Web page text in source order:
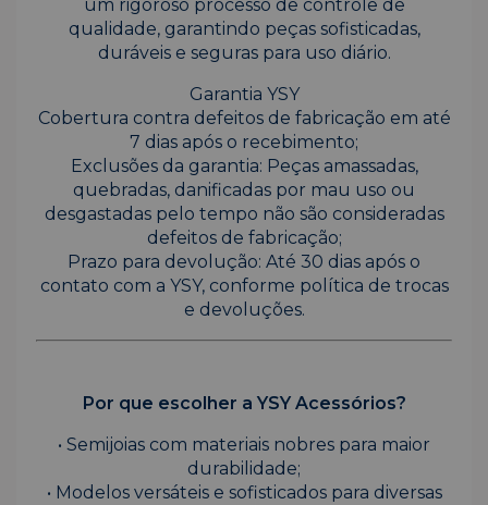
um rigoroso processo de controle de
qualidade, garantindo peças sofisticadas,
duráveis e seguras para uso diário.
Garantia YSY
Cobertura contra defeitos de fabricação em até
7 dias após o recebimento;
Exclusões da garantia: Peças amassadas,
quebradas, danificadas por mau uso ou
desgastadas pelo tempo não são consideradas
defeitos de fabricação;
Prazo para devolução: Até 30 dias após o
contato com a YSY, conforme política de trocas
e devoluções.
Por que escolher a YSY Acessórios?
• Semijoias com materiais nobres para maior
durabilidade;
• Modelos versáteis e sofisticados para diversas